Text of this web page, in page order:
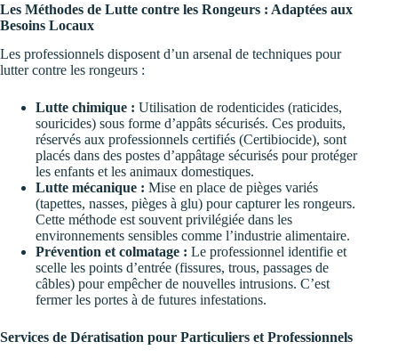
Les Méthodes de Lutte contre les Rongeurs : Adaptées aux
Besoins Locaux
Les professionnels disposent d’un arsenal de techniques pour
lutter contre les rongeurs :
Lutte chimique : Utilisation de rodenticides (raticides,
souricides) sous forme d’appâts sécurisés. Ces produits,
réservés aux professionnels certifiés (Certibiocide), sont
placés dans des postes d’appâtage sécurisés pour protéger
les enfants et les animaux domestiques.
Lutte mécanique : Mise en place de pièges variés
(tapettes, nasses, pièges à glu) pour capturer les rongeurs.
Cette méthode est souvent privilégiée dans les
environnements sensibles comme l’industrie alimentaire.
Prévention et colmatage : Le professionnel identifie et
scelle les points d’entrée (fissures, trous, passages de
câbles) pour empêcher de nouvelles intrusions. C’est
fermer les portes à de futures infestations.
Services de Dératisation pour Particuliers et Professionnels